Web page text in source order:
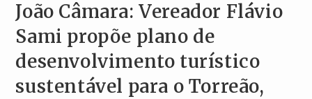
João Câmara: Vereador Flávio
Sami propõe plano de
desenvolvimento turístico
sustentável para o Torreão,